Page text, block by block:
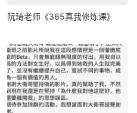
阮琦老师《365真我修炼课》